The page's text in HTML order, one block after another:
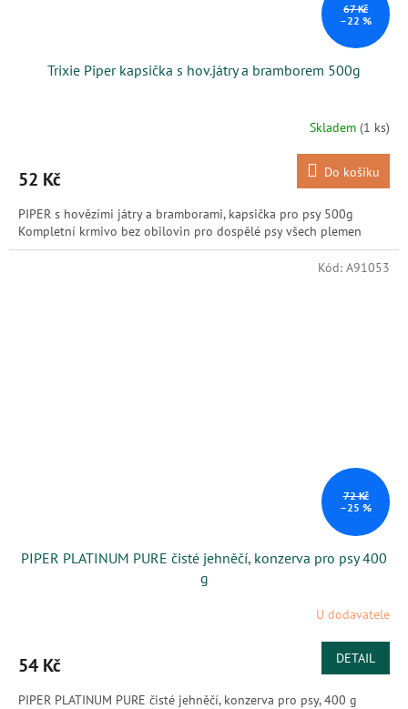
67 Kč
–22 %
Trixie Piper kapsička s hov.játry a bramborem 500g
Skladem (1 ks)
52 Kč Do košíku
PIPER s hovězími játry a bramborami, kapsička pro psy 500g
Kompletní krmivo bez obilovin pro dospělé psy všech plemen
72 Kč
–25 %
PIPER PLATINUM PURE čisté jehněčí, konzerva pro psy 400
g
U dodavatele
54 Kč DETAIL
PIPER PLATINUM PURE čisté jehněčí, konzerva pro psy, 400 g
Kód: A91053